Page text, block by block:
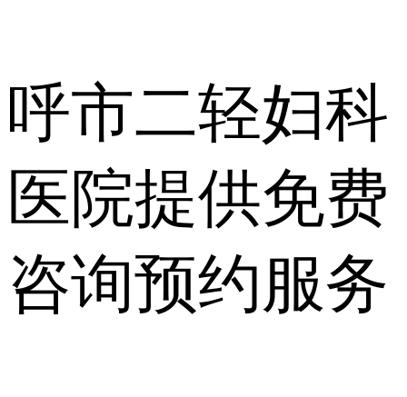
呼市二轻妇科
医院提供免费
咨询预约服务